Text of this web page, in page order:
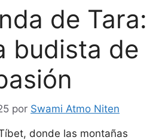
de Tara:
budista de
por Swami Atmo Niten
donde las montañas